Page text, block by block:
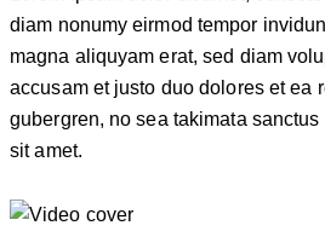
diam nonumy eirmod tempor
magna aliquyam erat, sed diam
accusam et justo duo dolores et ea
gubergren, no sea takimata
sit amet.